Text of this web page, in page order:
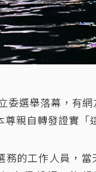
委選舉落幕，有
尊親自轉發證實
務的工作人員，